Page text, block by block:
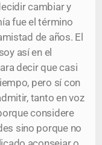
cambiar y
fue el término
de años. El
así en el
decir que casi
pero sí con
tanto en voz
considere
sino porque no